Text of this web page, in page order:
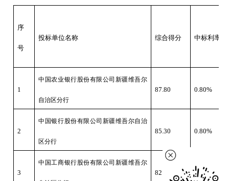
序
号
投标单位名称 综合得分 中标利率
1
中国农业银行股份有限公司新疆维吾尔
自治区分行
87.80 0.80%
2
中国银行股份有限公司新疆维吾尔自治
区分行
85.30 0.80%
3
中国工商银行股份有限公司新疆维吾尔
82.50 0.80%